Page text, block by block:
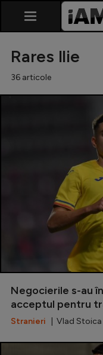
Liga 2
Cupa
U21
Rares Ilie
36 articole
Negocierile s-au
acceptul pentru
Stranieri | Vlad